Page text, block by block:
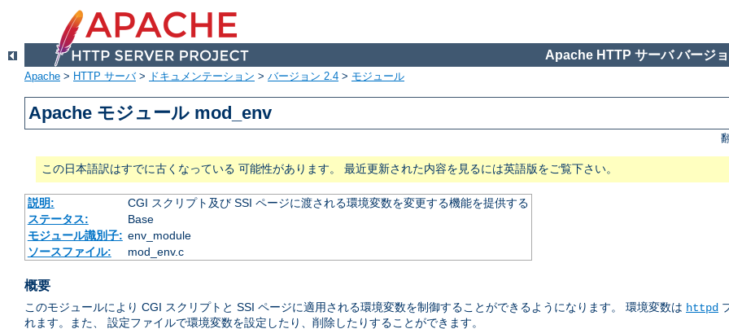
Apache HTTP サーバ バージ
Apache > HTTP サーバ> ドキュメンテーション > バージョン 2.4 > モジュール
Apache モジュール mod_env
この日本語訳はすでに古くなっている 可能性があります。 最近更新された内容を見るには英語版をご覧下さい。
説明:
CGI スクリプト及び SSI ページに渡される環境変数を変更する機能を提供する
ステータス:
Base
モジュール識別子: env_module
ソースファイル:
mod_env.c
概要
このモジュールにより CGI スクリプトと SSI ページに適用される環境変数を制御することができるようになります。 環境変数は httpd
れます。また、 設定ファイルで環境変数を設定したり、削除したりすることができます。